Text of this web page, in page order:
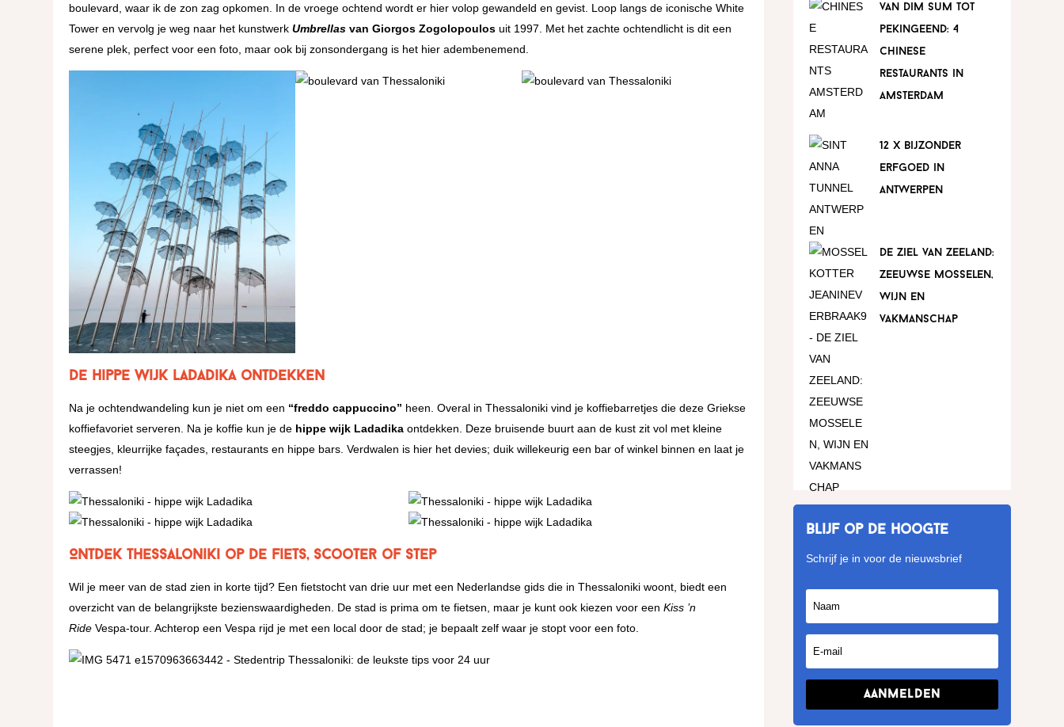
boulevard, waar ik de zon zag opkomen. In de vroege ochtend wordt er hier volop gewandeld en gevist. Loop langs de iconische White
Tower en vervolg je weg naar het kunstwerkUmbrellas van Giorgos Zogolopoulos uit 1997. Met het zachte ochtendlicht is dit een
serene plek, perfect voor een foto, maar ook bij zonsondergang is het hier adembenemend.
De hippe wijk Ladadika ontdekken
Na je ochtendwandeling kun je niet om een “freddo cappuccino” heen. Overal in Thessaloniki vind je koffiebarretjes die deze Griekse
koffiefavoriet serveren. Na je koffie kun je de hippe wijk Ladadika ontdekken. Deze bruisende buurt aan de kust zit vol met kleine
steegjes, kleurrijke façades, restaurants en hippe bars. Verdwalen is hier het devies; duik willekeurig een bar of winkel binnen en laat je
verrassen!
Ontdek Thessaloniki op de Fiets, Scooter of Step
Wil je meer van de stad zien in korte tijd? Een fietstocht van drie uur met een Nederlandse gids die in Thessaloniki woont, biedt een
overzicht van de belangrijkste bezienswaardigheden. De stad is prima om te fietsen, maar je kunt ook kiezen voor eenKiss ’n
Ride Vespa-tour. Achterop een Vespa rijd je met een local door de stad; je bepaalt zelf waar je stopt voor een foto.
van dim sum tot
pekingeend: 4
chinese
restaurants in
amsterdam
12 x bijzonder
erfgoed in
antwerpen
de ziel van zeeland:
zeeuwse mosselen,
wijn en
vakmanschap
Blijf op de hoogte
Schrijf je in voor de nieuwsbrief
Aanmelden